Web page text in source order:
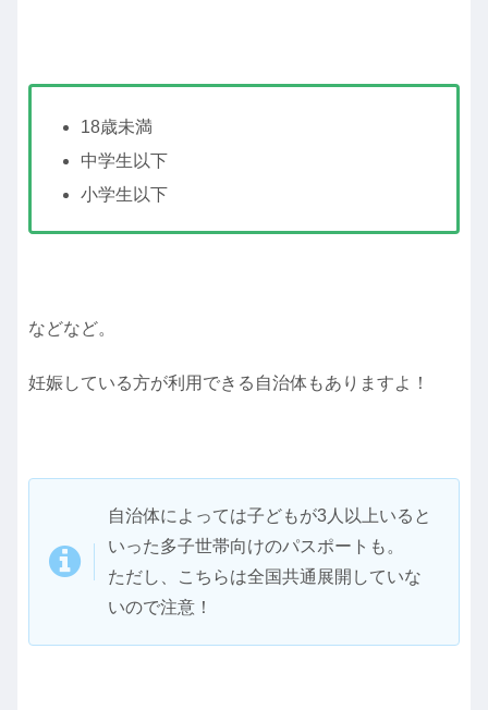
18歳未満
中学生以下
小学生以下
などなど。
妊娠している方が利用できる自治体もありますよ！
自治体によっては子どもが3人以上いると
いった多子世帯向けのパスポートも。
ただし、こちらは全国共通展開していな
いので注意！